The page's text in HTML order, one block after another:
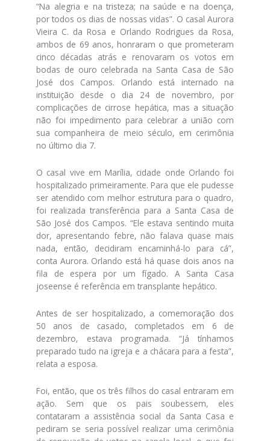
“Na alegria e na tristeza; na saúde e na doença,
por todos os dias de nossas vidas”. O casal Aurora
Vieira C. da Rosa e Orlando Rodrigues da Rosa,
ambos de 69 anos, honraram o que prometeram
cinco décadas atrás e renovaram os votos em
bodas de ouro celebrada na Santa Casa de São
José dos Campos. Orlando está internado na
instituição desde o dia 24 de novembro, por
complicações de cirrose hepática, mas a situação
não foi impedimento para celebrar a união com
sua companheira de meio século, em cerimônia
no último dia 7.
O casal vive em Marília, cidade onde Orlando foi
hospitalizado primeiramente. Para que ele pudesse
ser atendido com melhor estrutura para o quadro,
foi realizada transferência para a Santa Casa de
São José dos Campos. “Ele estava sentindo muita
dor, apresentando febre, não falava quase mais
nada, então, decidiram encaminhá-lo para cá”,
conta Aurora. Orlando está há quase dois anos na
fila de espera por um fígado. A Santa Casa
joseense é referência em transplante hepático.
Antes de ser hospitalizado, a comemoração dos
50 anos de casado, completados em 6 de
dezembro, estava programada. “Já tínhamos
preparado tudo na igreja e a chácara para a festa”,
relata a esposa.
Foi, então, que os três filhos do casal entraram em
ação. Sem que os pais soubessem, eles
contataram a assistência social da Santa Casa e
pediram se seria possível realizar uma cerimônia